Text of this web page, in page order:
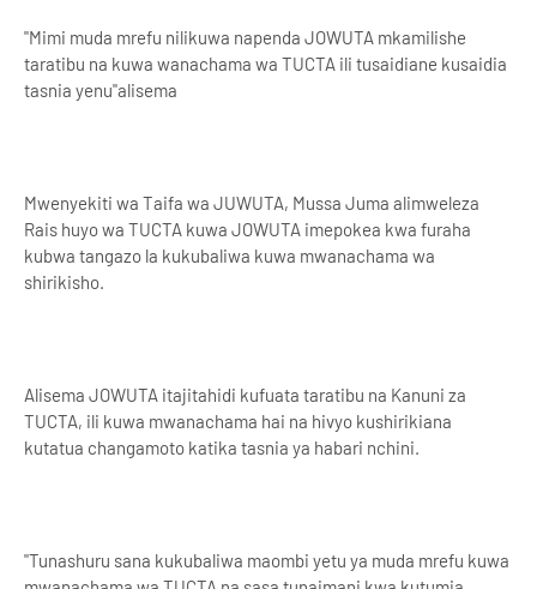
"Mimi muda mrefu nilikuwa napenda JOWUTA mkamilishe
taratibu na kuwa wanachama wa TUCTA ili tusaidiane kusaidia
tasnia yenu"alisema
Mwenyekiti wa Taifa wa JUWUTA, Mussa Juma alimweleza
Rais huyo wa TUCTA kuwa JOWUTA imepokea kwa furaha
kubwa tangazo la kukubaliwa kuwa mwanachama wa
shirikisho.
Alisema JOWUTA itajitahidi kufuata taratibu na Kanuni za
TUCTA, ili kuwa mwanachama hai na hivyo kushirikiana
kutatua changamoto katika tasnia ya habari nchini.
"Tunashuru sana kukubaliwa maombi yetu ya muda mrefu kuwa